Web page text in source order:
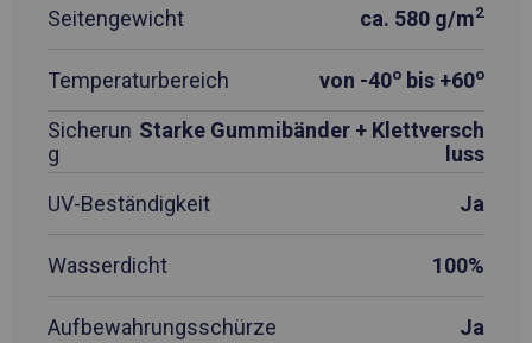
Seitengewicht ca. 580 g/m2
Temperaturbereich von -40o bis +60o
Sicherun
g
Starke Gummibänder + Klettversch
luss
UV-Beständigkeit
Ja
Wasserdicht 100%
Aufbewahrungsschürze Ja